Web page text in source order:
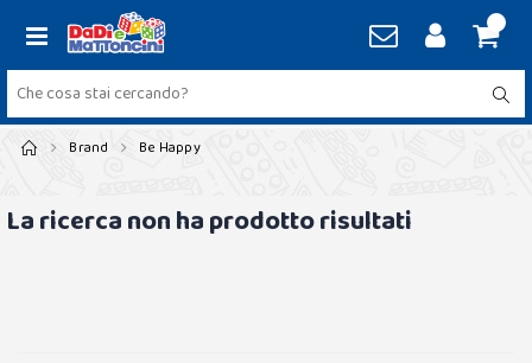
Brand Be Happy
La ricerca non ha prodotto risultati